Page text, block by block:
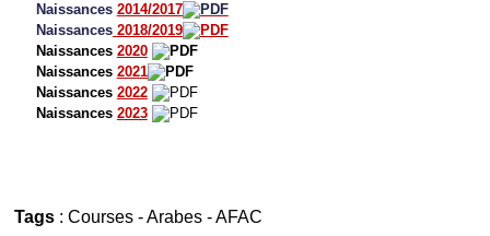
Naissances 2014/2017
Naissances2018/2019
Naissances 2020
Naissances 2021
Naissances 2022
Naissances 2023
Tags: Courses-Arabes-AFAC